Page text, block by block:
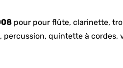
pour pour flûte, clarinette,
quintette à cordes,